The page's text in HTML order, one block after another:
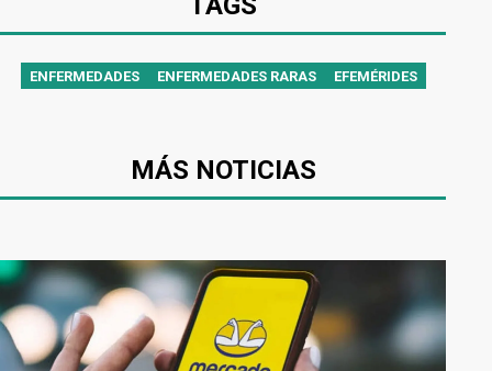
ENFERMEDADES ENFERMEDADES RARAS EFEMÉRIDES
MÁS NOTICIAS